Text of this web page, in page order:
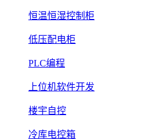
恒温恒湿控制柜
低压配电柜
PLC编程
上位机软件开发
楼宇自控
冷库电控箱